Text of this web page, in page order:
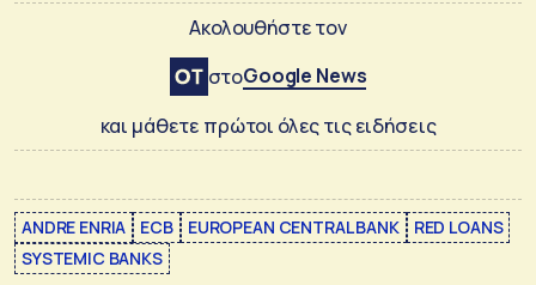
Ακολουθήστε τον
στοGoogle News
και μάθετε πρώτοι όλες τις ειδήσεις
ANDRE ENRIA ECB EUROPEAN CENTRAL BANK
RED LOANS
SYSTEMIC BANKS